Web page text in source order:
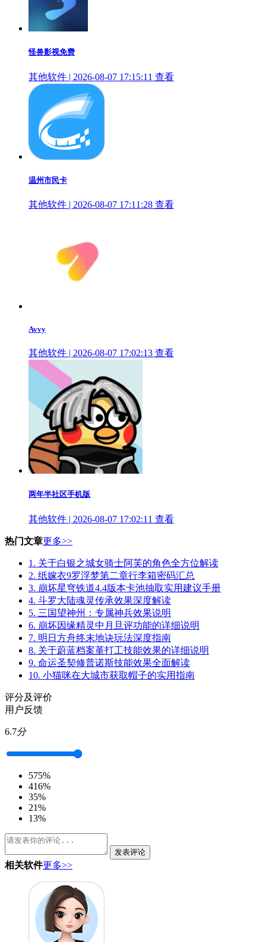
怪兽影视免费
其他软件 | 2026-08-07 17:15:11 查看
温州市民卡
其他软件 | 2026-08-07 17:11:28 查看
Avvy
其他软件 | 2026-08-07 17:02:13 查看
两年半社区手机版
其他软件 | 2026-08-07 17:02:11 查看
热门文章更多>>
1. 关于白银之城女骑士阿芙的角色全方位解读
2. 纸嫁衣9罗浮梦第二章行李箱密码汇总
3. 崩坏星穹铁道4.4版本卡池抽取实用建议手册
4. 斗罗大陆魂灵传承效果深度解读
5. 三国望神州：专属神兵效果说明
6. 崩坏因缘精灵中月旦评功能的详细说明
7. 明日方舟终末地诀玩法深度指南
8. 关于蔚蓝档案堇打工技能效果的详细说明
9. 命运圣契修普诺斯技能效果全面解读
10. 小猫咪在大城市获取帽子的实用指南
评分及评价
用户反馈
6.7分
575%
416%
35%
21%
13%
发表评论
相关软件更多>>